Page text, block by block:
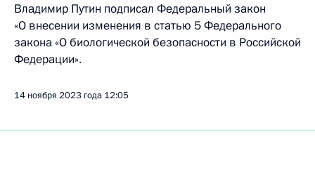
Владимир Путин подписал Федеральный закон
«О внесении изменения в статью 5 Федерального
закона «О биологической безопасности в Российской
Федерации».
14 ноября 2023 года 12:05